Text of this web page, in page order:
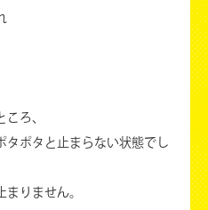
ろ、
タポタと止まらない状態でし
りません。